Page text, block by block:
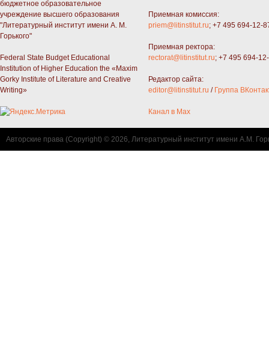
бюджетное образовательное
учреждение высшего образования
"Литературный институт имени А. М.
Горького"
Federal State Budget Educational
Institution of Higher Education the «Maxim
Gorky Institute of Literature and Creative
Writing»
Приемная комиссия:
priem@litinstitut.ru; +7 495 694-12-
Приемная ректора:
rectorat@litinstitut.ru; +7 495 694-
Редактор сайта:
editor@litinstitut.ru / Группа
Канал в Max
Авторские права (Copyright) © 2026, Литературный институт имени А.М.